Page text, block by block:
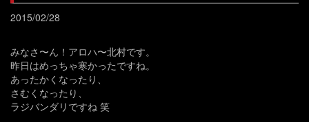
2015/02/28
みなさ〜ん！アロハ〜北村です。
昨日はめっちゃ寒かったですね。
あったかくなったり、
さむくなったり、
ラジバンダリですね 笑